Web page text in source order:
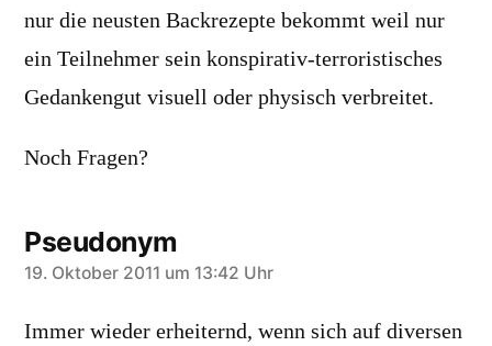
nur die neusten Backrezepte bekommt weil nur
ein Teilnehmer sein konspirativ-terroristisches
Gedankengut visuell oder physisch verbreitet.
Noch Fragen?
Pseudonym
sagt:
19. Oktober 2011 um 13:42 Uhr
Immer wieder erheiternd, wenn sich auf diversen